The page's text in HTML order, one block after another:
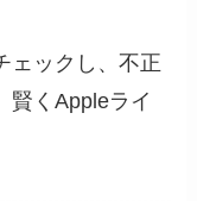
ェックし、不正
賢くAppleライ